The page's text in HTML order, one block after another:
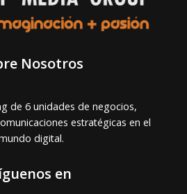
Nosotros
de 6 unidades de negocios,
estratégicas en el
digital.
en